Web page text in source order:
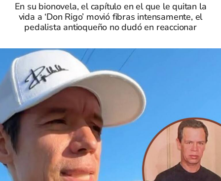
En su bionovela, el capítulo en el que le quitan la
vida a ‘Don Rigo’ movió fibras intensamente, el
pedalista antioqueño no dudó en reaccionar